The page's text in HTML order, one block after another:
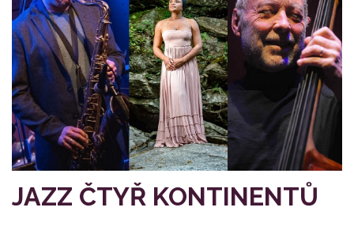
JAZZ ČTYŘ KONTINENTŮ